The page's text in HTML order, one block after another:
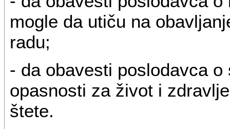
mogle da utiču na
radu;
- da obavesti poslodavca
opasnosti za život i
štete.